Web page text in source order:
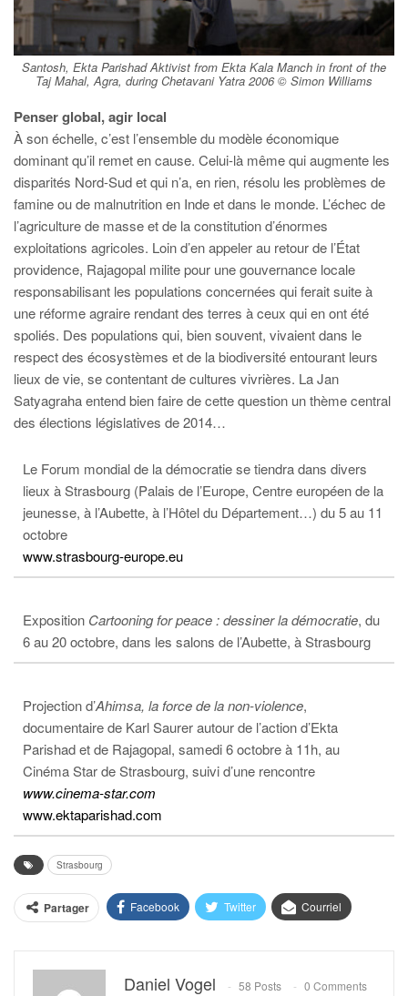
Santosh, Ekta Parishad Aktivist from Ekta Kala Manch in front of the
Taj Mahal, Agra, during Chetavani Yatra 2006 © Simon Williams
Penser global, agir local
À son échelle, c’est l’ensemble du modèle économique
dominant qu’il remet en cause. Celui-là même qui augmente les
disparités Nord-Sud et qui n’a, en rien, résolu les problèmes de
famine ou de malnutrition en Inde et dans le monde. L’échec de
l’agriculture de masse et de la constitution d’énormes
exploitations agricoles. Loin d’en appeler au retour de l’État
providence, Rajagopal milite pour une gouvernance locale
responsabilisant les populations concernées qui ferait suite à
une réforme agraire rendant des terres à ceux qui en ont été
spoliés. Des populations qui, bien souvent, vivaient dans le
respect des écosystèmes et de la biodiversité entourant leurs
lieux de vie, se contentant de cultures vivrières. La Jan
Satyagraha entend bien faire de cette question un thème central
des élections législatives de 2014…
Le Forum mondial de la démocratie se tiendra dans divers
lieux à Strasbourg (Palais de l’Europe, Centre européen de la
jeunesse, à l’Aubette, à l’Hôtel du Département…) du 5 au 11
octobre
www.strasbourg-europe.eu
Exposition Cartooning for peace : dessiner la démocratie, du
6 au 20 octobre, dans les salons de l’Aubette, à Strasbourg
Projection d’Ahimsa, la force de la non-violence,
documentaire de Karl Saurer autour de l’action d’Ekta
Parishad et de Rajagopal, samedi 6 octobre à 11h, au
Cinéma Star de Strasbourg, suivi d’une rencontre
www.cinema-star.com
www.ektaparishad.com
Strasbourg
Partager Facebook Twitter Courriel
Daniel Vogel 58 Posts 0 Comments